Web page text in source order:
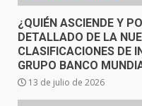
¿QUIÉN ASCIENDE Y
DETALLADO DE LA
CLASIFICACIONES DE
GRUPO BANCO
13 de julio de 2026